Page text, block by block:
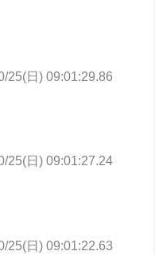
25(日) 09:01:29.86
25(日) 09:01:27.24
25(日) 09:01:22.63